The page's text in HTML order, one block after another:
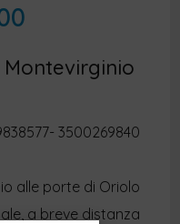
3500269840
alle porte di Oriolo
a breve distanza